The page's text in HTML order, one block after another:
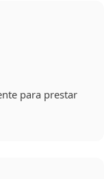
para prestar